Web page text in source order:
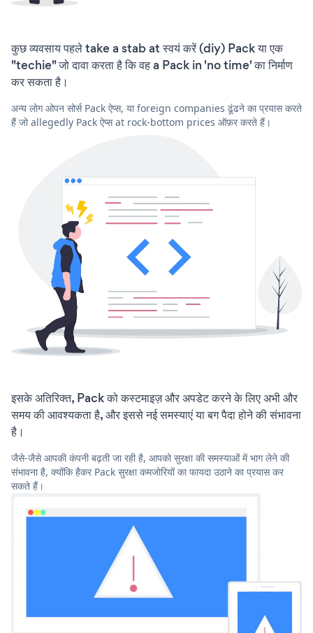
कुछ व्यवसाय पहले take a stab at स्वयं करें (diy) Pack या एक
"techie" जो दावा करता है कि वह a Pack in 'no time' का निर्माण
कर सकता है।
अन्य लोग ओपन सोर्स Pack ऐप्स, या foreign companies ढूंढने का प्रयास करते
हैं जो allegedly Pack ऐप्स at rock-bottom prices ऑफ़र करते हैं।
इसके अतिरिक्त, Pack को कस्टमाइज़ और अपडेट करने के लिए अभी और
समय की आवश्यकता है, और इससे नई समस्याएं या बग पैदा होने की संभावना
है।
जैसे-जैसे आपकी कंपनी बढ़ती जा रही है, आपको सुरक्षा की समस्याओं में भाग लेने की
संभावना है, क्योंकि हैकर Pack सुरक्षा कमजोरियों का फायदा उठाने का प्रयास कर
सकते हैं।